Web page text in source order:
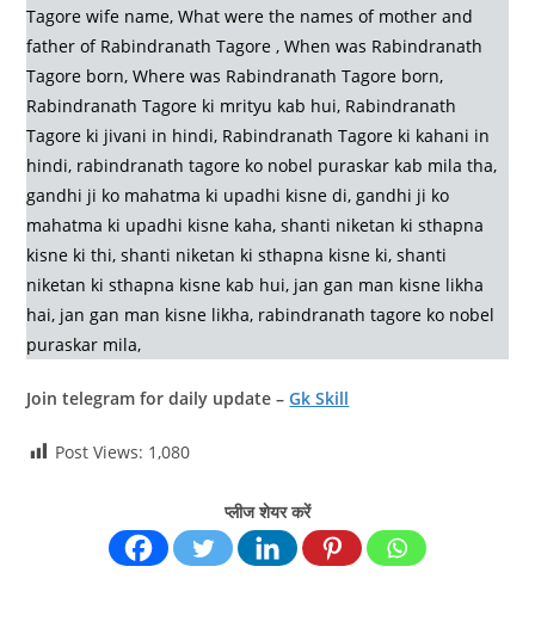
Tagore wife name, What were the names of mother and
father of Rabindranath Tagore , When was Rabindranath
Tagore born, Where was Rabindranath Tagore born,
Rabindranath Tagore ki mrityu kab hui, Rabindranath
Tagore ki jivani in hindi, Rabindranath Tagore ki kahani in
hindi, rabindranath tagore ko nobel puraskar kab mila tha,
gandhi ji ko mahatma ki upadhi kisne di, gandhi ji ko
mahatma ki upadhi kisne kaha, shanti niketan ki sthapna
kisne ki thi, shanti niketan ki sthapna kisne ki, shanti
niketan ki sthapna kisne kab hui, jan gan man kisne likha
hai, jan gan man kisne likha, rabindranath tagore ko nobel
puraskar mila,
Join telegram for daily update –Gk Skill
Post Views: 1,080
प्लीज शेयर करें